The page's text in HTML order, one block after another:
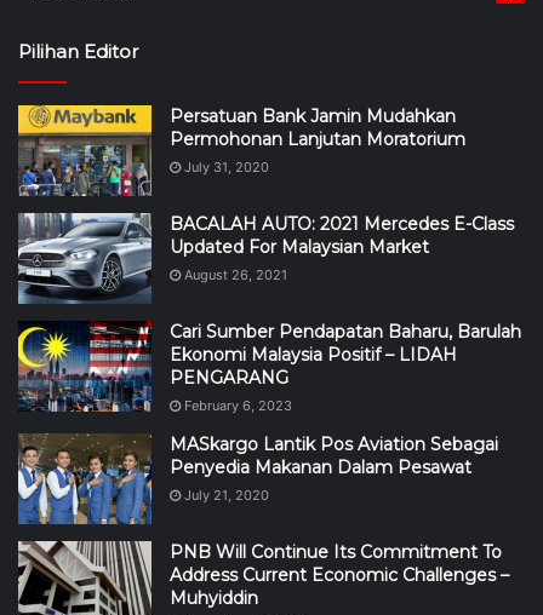
Pilihan Editor
Persatuan Bank Jamin Mudahkan
Permohonan Lanjutan Moratorium
July 31, 2020
BACALAH AUTO: 2021 Mercedes E-Class
Updated For Malaysian Market
August 26, 2021
Cari Sumber Pendapatan Baharu, Barulah
Ekonomi Malaysia Positif – LIDAH
PENGARANG
February 6, 2023
MASkargo Lantik Pos Aviation Sebagai
Penyedia Makanan Dalam Pesawat
July 21, 2020
PNB Will Continue Its Commitment To
Address Current Economic Challenges –
Muhyiddin